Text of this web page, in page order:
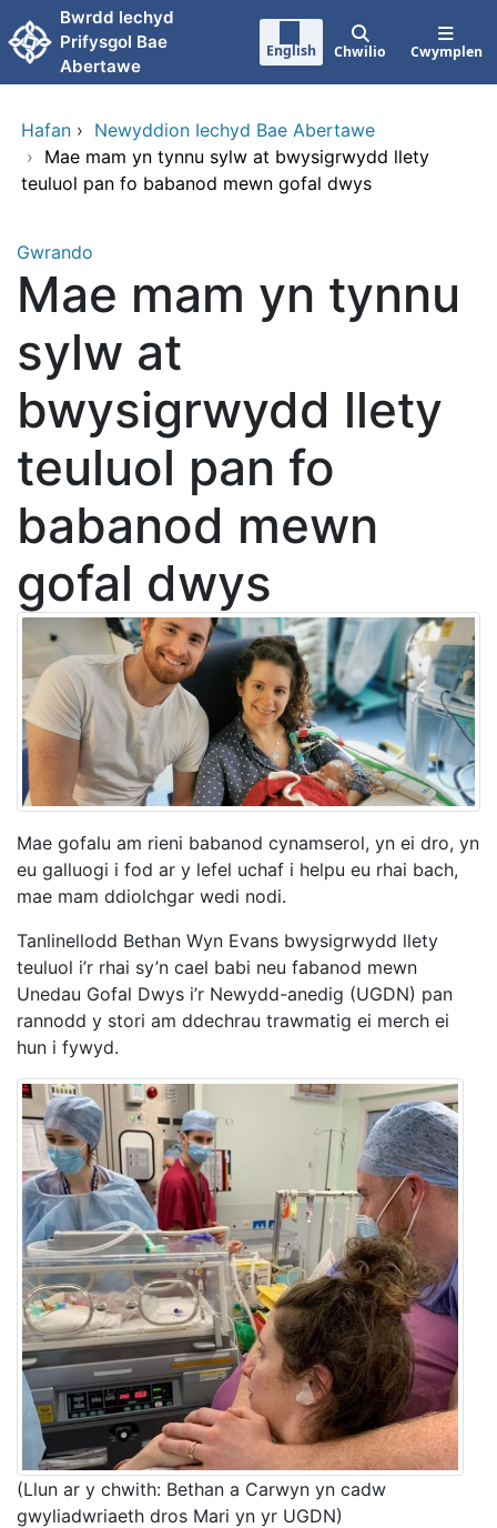
Neidio i'r prif gynnwy
Bwrdd lechyd
Prifysgol Bae
Abertawe
English Chwilio Cwymplen
Hafan › Newyddion Iechyd Bae Abertawe
› Mae mam yn tynnu sylw at bwysigrwydd llety
teuluol pan fo babanod mewn gofal dwys
Gwrando
Mae mam yn tynnu
sylw at
bwysigrwydd llety
teuluol pan fo
babanod mewn
gofal dwys
Mae gofalu am rieni babanod cynamserol, yn ei dro, yn
eu galluogi i fod ar y lefel uchaf i helpu eu rhai bach,
mae mam ddiolchgar wedi nodi.
Tanlinellodd Bethan Wyn Evans bwysigrwydd llety
teuluol i’r rhai sy’n cael babi neu fabanod mewn
Unedau Gofal Dwys i’r Newydd-anedig (UGDN) pan
rannodd y stori am ddechrau trawmatig ei merch ei
hun i fywyd.
(Llun ar y chwith: Bethan a Carwyn yn cadw
gwyliadwriaeth dros Mari yn yr UGDN)